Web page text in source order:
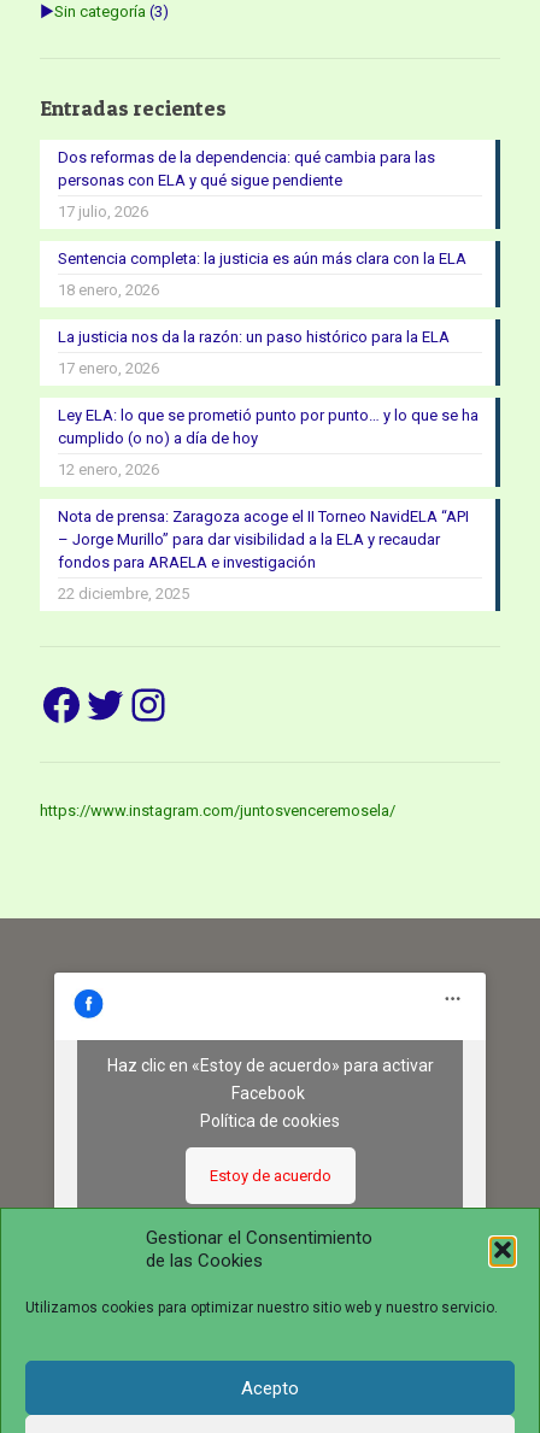
Gestionar el Consentimiento
de las Cookies
Utilizamos cookies para optimizar nuestro sitio web y nuestro servicio.
Acepto
►Sin categoría (3)
Entradas recientes
Dos reformas de la dependencia: qué cambia para las
personas con ELA y qué sigue pendiente
17 julio, 2026
Sentencia completa: la justicia es aún más clara con la ELA
18 enero, 2026
La justicia nos da la razón: un paso histórico para la ELA
17 enero, 2026
Ley ELA: lo que se prometió punto por punto… y lo que se ha
cumplido (o no) a día de hoy
12 enero, 2026
Nota de prensa: Zaragoza acoge el II Torneo NavidELA “API
– Jorge Murillo” para dar visibilidad a la ELA y recaudar
fondos para ARAELA e investigación
22 diciembre, 2025
Facebook
Twitter
Instagram
https://www.instagram.com/juntosvenceremosela/
Haz clic en «Estoy de acuerdo» para activar
Facebook
Política de cookies
Estoy de acuerdo